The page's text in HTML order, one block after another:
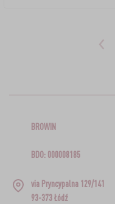
BROWIN
BDO: 000008185
via Pryncypalna 129/141
93-373 Łódź